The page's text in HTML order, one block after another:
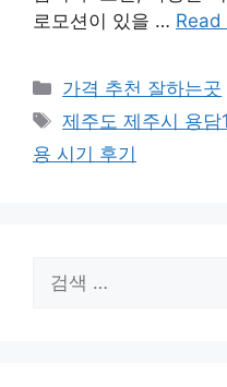
로모션이 있을 … Read
카
테
고
리
가격 추천 잘하는곳
태
그
제주도 제주시 용
용 시기 후기
색: